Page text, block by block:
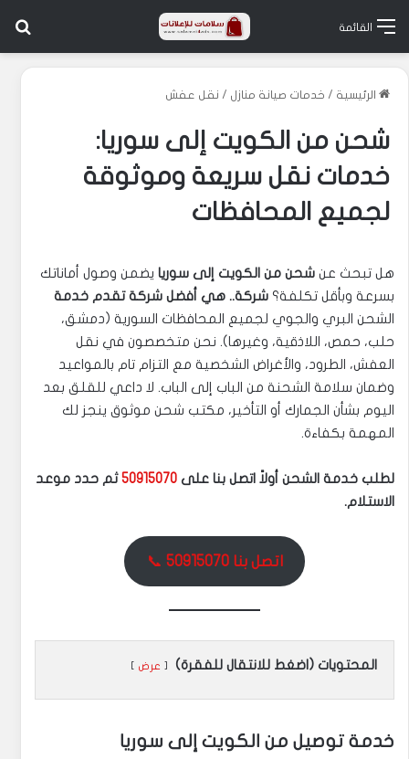
القائمة
الرئيسية / خدمات صيانة منازل / نقل عفش
شحن من الكويت إلى سوريا:
خدمات نقل سريعة وموثوقة
لجميع المحافظات
هل تبحث عن شحن من الكويت إلى سوريا يضمن وصول أماناتك
بسرعة وبأقل تكلفة؟ شركة.. هي أفضل شركة تقدم خدمة
الشحن البري والجوي لجميع المحافظات السورية (دمشق،
حلب، حمص، اللاذقية، وغيرها). نحن متخصصون في نقل
العفش، الطرود، والأغراض الشخصية مع التزام تام بالمواعيد
وضمان سلامة الشحنة من الباب إلى الباب. لا داعي للقلق بعد
اليوم بشأن الجمارك أو التأخير، مكتب شحن موثوق ينجز لك
المهمة بكفاءة.
لطلب خدمة الشحن أولاً اتصل بنا على 50915070ثم حدد موعد
الاستلام.
اتصل بنا 50915070 📞
المحتويات (اضغط للانتقال للفقرة) عرض
خدمة توصيل من الكويت إلى سوريا